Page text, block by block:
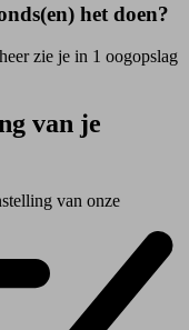
het doen?
zie je in 1 oogopslag
van je
van onze